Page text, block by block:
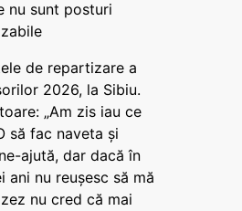
nu sunt posturi
de repartizare a
2026, la Sibiu.
„Am zis iau ce
să fac naveta și
ajută, dar dacă în
ani nu reușesc să mă
nu cred că mai